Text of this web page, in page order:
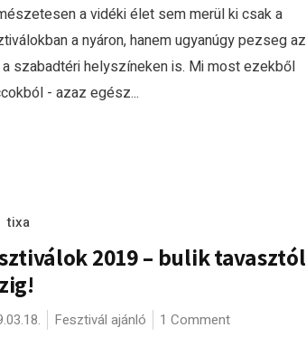
a vidéki élet sem merül ki csak a
a nyáron, hanem ugyanúgy pezseg az
szabadtéri helyszíneken is. Mi most ezekből
- azaz egész...
tixa
2019 – bulik tavasztól
Fesztivál ajánló 1 Comment